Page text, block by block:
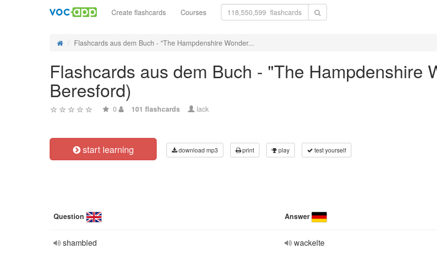
Create flashcards Courses
Flashcards aus dem Buch - "The Hampdenshire Wonder...
Flashcards aus dem Buch - "The Hampdenshire
Beresford)
0 101 flashcards lack
start learning download mp3 print play test yourself
Question Answer
shambled wackelte